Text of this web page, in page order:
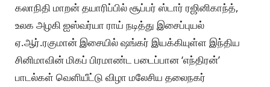
கலாநிதி மாறன் தயாரிப்பில் சூப்பர் ஸ்டார் ரஜினிகாந்த்,
உலக அழகி ஐஸ்வர்யா ராய் நடித்து இசைப்புயல்
ஏ.ஆர்.ரகுமான் இசையில் ஷங்கர் இயக்கியுள்ள இந்திய
சினிமாவின் மிகப் பிரமாண்ட படைப்பான ‘எந்திரன்’
பாடல்கள் வெளியீட்டு விழா மலேசிய தலைநகர்